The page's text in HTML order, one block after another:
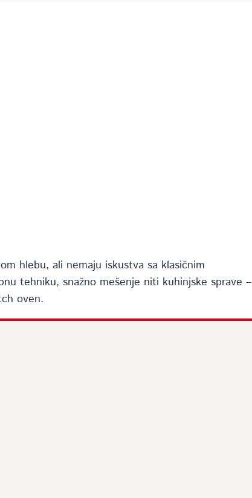
hlebu, ali nemaju iskustva sa klasičnim
tehniku, snažno mešenje niti kuhinjske sprave –
oven.